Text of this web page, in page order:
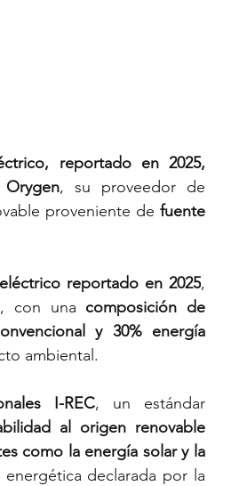
reportado en 2025,
, su proveedor de
proveniente de fuente
reportado en 2025,
con una composición de
y 30% energía
ambiental.
I-REC, un estándar
al origen renovable
como la energía solar y la
declarada por la